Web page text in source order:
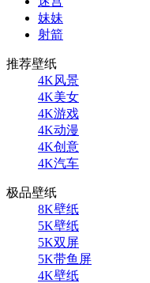
妹妹
射箭
推荐壁纸
4K风景
4K美女
4K游戏
4K动漫
4K创意
4K汽车
极品壁纸
8K壁纸
5K壁纸
5K双屏
5K带鱼屏
4K壁纸